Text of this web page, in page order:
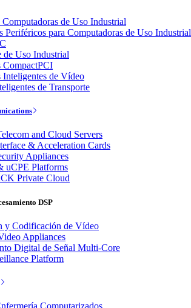
Computadoras de Uso Industrial
Periféricos para Computadoras de Uso Industrial
de Uso Industrial
CompactPCI
Inteligentes de Vídeo
de Transporte
and Cloud Servers
& Acceleration Cards
Appliances
uCPE Platforms
Private Cloud
DSP
y Codificación de Vídeo
Appliances
Digital de Señal Multi-Core
Platform
Computarizados